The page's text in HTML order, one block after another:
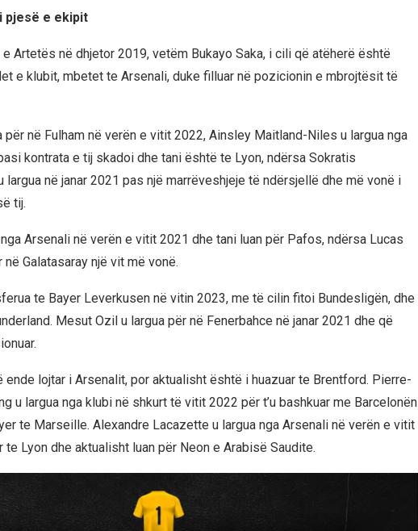
pjesë e ekipit
e Artetës në dhjetor 2019, vetëm Bukayo Saka, i cili që atëherë është
e klubit, mbetet te Arsenali, duke filluar në pozicionin e mbrojtësit të
për në Fulham në verën e vitit 2022, Ainsley Maitland-Niles u largua nga
kontrata e tij skadoi dhe tani është te Lyon, ndërsa Sokratis
largua në janar 2021 pas një marrëveshjeje të ndërsjellë dhe më vonë i
tij.
Arsenali në verën e vitit 2021 dhe tani luan për Pafos, ndërsa Lucas
në Galatasaray një vit më vonë.
te Bayer Leverkusen në vitin 2023, me të cilin fitoi Bundesligën, dhe
Mesut Ozil u largua për në Fenerbahce në janar 2021 dhe që
ende lojtar i Arsenalit, por aktualisht është i huazuar te Brentford. Pierre-
u largua nga klubi në shkurt të vitit 2022 për t’u bashkuar me Barcelonën
te Marseille. Alexandre Lacazette u largua nga Arsenali në verën e vitit
te Lyon dhe aktualisht luan për Neon e Arabisë Saudite.